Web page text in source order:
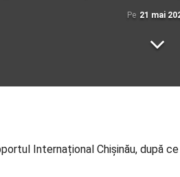
Pe 21 mai
Internațional Chișinău, după